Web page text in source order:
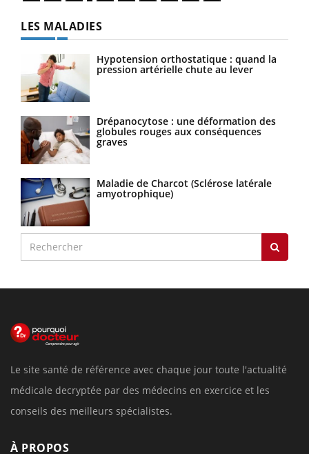
LES MALADIES
Hypotension orthostatique : quand la
pression artérielle chute au lever
Drépanocytose : une déformation des
globules rouges aux conséquences
graves
Maladie de Charcot (Sclérose latérale
amyotrophique)
Le site santé de référence avec chaque jour toute l'actualité
médicale decryptée par des médecins en exercice et les
conseils des meilleurs spécialistes.
À PROPOS